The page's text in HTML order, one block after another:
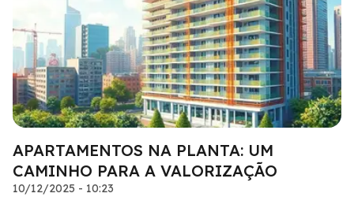
APARTAMENTOS NA PLANTA: UM
CAMINHO PARA A VALORIZAÇÃO
10/12/2025 - 10:23